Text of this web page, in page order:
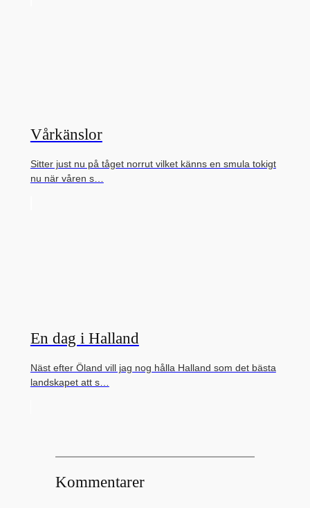
Vårkänslor
Sitter just nu på tåget norrut vilket känns en smula tokigt
nu när våren s…
En dag i Halland
Näst efter Öland vill jag nog hålla Halland som det bästa
landskapet att s…
Kommentarer